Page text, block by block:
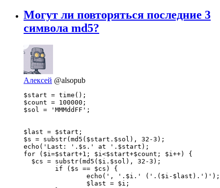
Могут ли повторяться последние 3
символа md5?
Алексей @alsopub
$start = time();
$count = 100000;
$sol = 'MMMddFF';
$last = $start;
$s = substr(md5($start.$sol), 32-3);
echo('Last: '.$s.' at '.$start);
for ($i=$start+1; $i<$start+$count; $i++) {
  $cs = substr(md5($i.$sol), 32-3);